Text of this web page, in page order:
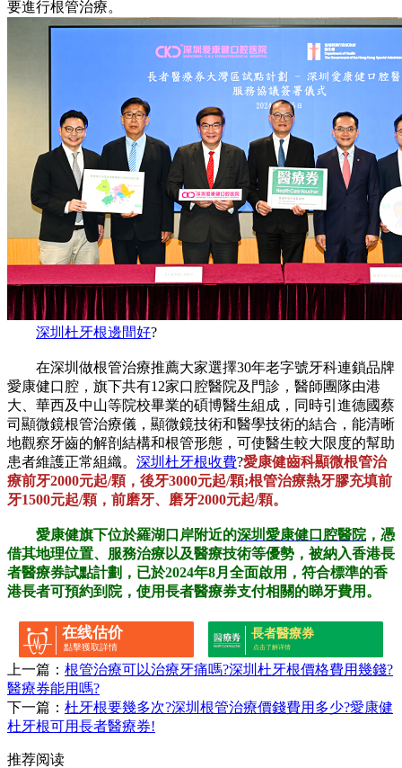
要進行根管治療。
深圳杜牙根邊間好?
在深圳做根管治療推薦大家選擇30年老字號牙科連鎖品牌
愛康健口腔，旗下共有12家口腔醫院及門診，醫師團隊由港
大、華西及中山等院校畢業的碩博醫生組成，同時引進德國蔡
司顯微鏡根管治療儀，顯微鏡技術和醫學技術的結合，能清晰
地觀察牙齒的解剖結構和根管形態，可使醫生較大限度的幫助
患者維護正常組織。 深圳杜牙根收費?愛康健齒科顯微根管治
療前牙2000元起/顆，後牙3000元起/顆;根管治療熱牙膠充填前
牙1500元起/顆，前磨牙、磨牙2000元起/顆。
愛康健旗下位於羅湖口岸附近的深圳愛康健口腔醫院，憑
借其地理位置、服務治療以及醫療技術等優勢，被納入香港長
者醫療券試點計劃，已於2024年8月全面啟用，符合標準的香
港長者可預約到院，使用長者醫療券支付相關的睇牙費用。
在线估价
點擊獲取詳情
長者醫療券
点击了解详情
上一篇： 根管治療可以治療牙痛嗎?深圳杜牙根價格費用幾錢?
醫療券能用嗎?
下一篇： 杜牙根要幾多次?深圳根管治療價錢費用多少?愛康健
杜牙根可用長者醫療券!
推荐阅读